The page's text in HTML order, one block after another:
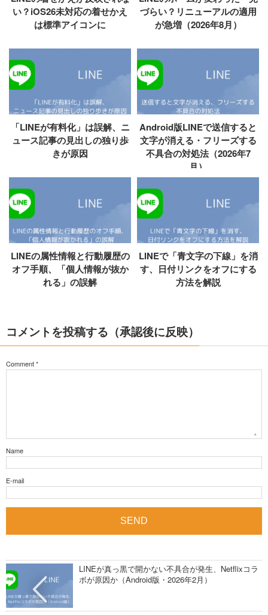
い？iOS26未対応の着せかえ
は標準アイコンに
づらい？リニューアルの適用
が急増（2026年8月）
「LINEが有料化」は誤解、ニ
ュース記事の見出しの独り歩
きが原因
Android版LINEで送信すると
文字が消える・フリーズする
不具合の対処法（2026年7
月）
LINEの属性情報と行動履歴の
オフ手順、「個人情報が抜か
れる」の誤解
LINEで「青文字の下線」を消
す、日付リンクをオフにする
方法を解説
コメントを投稿する（承認後に反映）
Comment*
Name
E-mail
LINEが真っ黒で開かない不具合が発生、Netflixコラ
ボが原因か（Android版・2026年2月）